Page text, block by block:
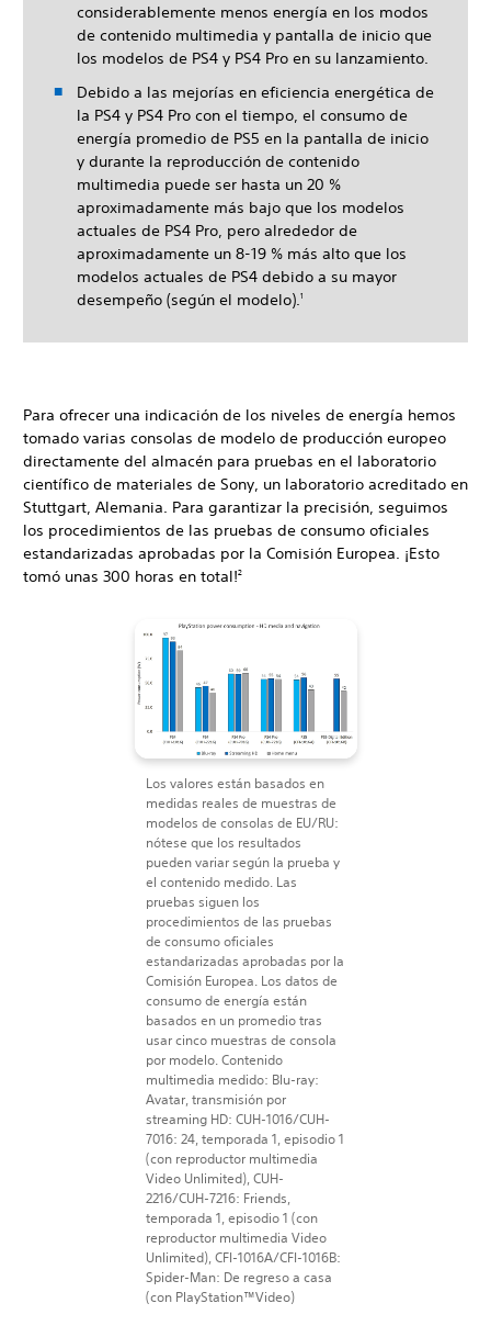
considerablemente menos energía en los modos
de contenido multimedia y pantalla de inicio que
los modelos de PS4 y PS4 Pro en su lanzamiento.
Debido a las mejorías en eficiencia energética de
la PS4 y PS4 Pro con el tiempo, el consumo de
energía promedio de PS5 en la pantalla de inicio
y durante la reproducción de contenido
multimedia puede ser hasta un 20 %
aproximadamente más bajo que los modelos
actuales de PS4 Pro, pero alrededor de
aproximadamente un 8-19 % más alto que los
modelos actuales de PS4 debido a su mayor
desempeño (según el modelo).1
Para ofrecer una indicación de los niveles de energía hemos
tomado varias consolas de modelo de producción europeo
directamente del almacén para pruebas en el laboratorio
científico de materiales de Sony, un laboratorio acreditado en
Stuttgart, Alemania. Para garantizar la precisión, seguimos
los procedimientos de las pruebas de consumo oficiales
estandarizadas aprobadas por la Comisión Europea. ¡Esto
tomó unas 300 horas en total!2
Los valores están basados en
medidas reales de muestras de
modelos de consolas de EU/RU:
nótese que los resultados
pueden variar según la prueba y
el contenido medido. Las
pruebas siguen los
procedimientos de las pruebas
de consumo oficiales
estandarizadas aprobadas por la
Comisión Europea. Los datos de
consumo de energía están
basados en un promedio tras
usar cinco muestras de consola
por modelo. Contenido
multimedia medido: Blu-ray:
Avatar, transmisión por
streaming HD: CUH-1016/CUH-
7016: 24, temporada 1, episodio 1
(con reproductor multimedia
Video Unlimited), CUH-
2216/CUH-7216: Friends,
temporada 1, episodio 1 (con
reproductor multimedia Video
Unlimited), CFI-1016A/CFI-1016B:
Spider-Man: De regreso a casa
(con PlayStation™Video)